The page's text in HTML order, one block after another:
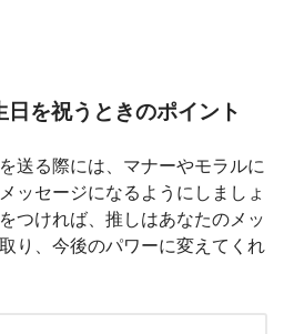
日を祝うときのポイント
送る際には、マナーやモラルに
ッセージになるようにしましょ
つければ、推しはあなたのメッ
り、今後のパワーに変えてくれ